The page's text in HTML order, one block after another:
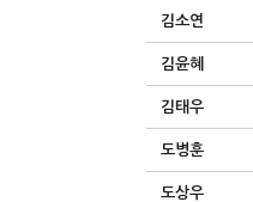
김소연
김윤혜
김태우
도병훈
도상우